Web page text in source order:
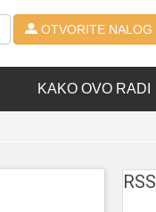
OTVORITE NALOG
KAKO OVO RADI
RSS